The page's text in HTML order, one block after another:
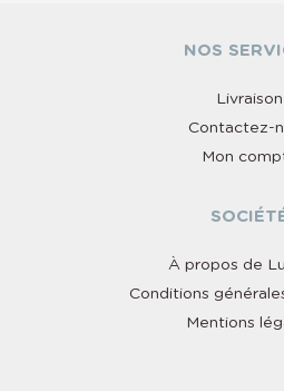
NOS
Livraison
Contactez-
Mon
À propos de
Conditions
Mentions